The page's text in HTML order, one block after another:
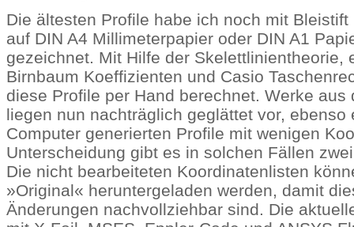
Die ältesten Profile habe ich noch mit
auf DIN A4 Millimeterpapier oder DIN A1
gezeichnet. Mit Hilfe der Skelettlinientheorie,
Birnbaum Koeffizienten und Casio
diese Profile per Hand berechnet. Werke aus
liegen nun nachträglich geglättet vor, ebenso
Computer generierten Profile mit wenigen
Unterscheidung gibt es in solchen Fällen
Die nicht bearbeiteten Koordinatenlisten
»Original« heruntergeladen werden, damit
Änderungen nachvollziehbar sind. Die